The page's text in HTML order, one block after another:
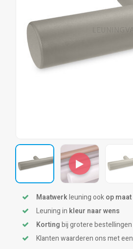
Maatwerkleuning ookop maat
Leuning in kleur naar wens
Kortingbij grotere bestellingen
Klanten waarderen ons met een